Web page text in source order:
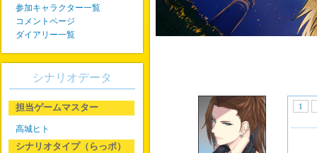
1
参加キャラクター一覧
コメントページ
ダイアリー一覧
シナリオデータ
担当ゲームマスター
高城ヒト
シナリオタイプ（らっポ）